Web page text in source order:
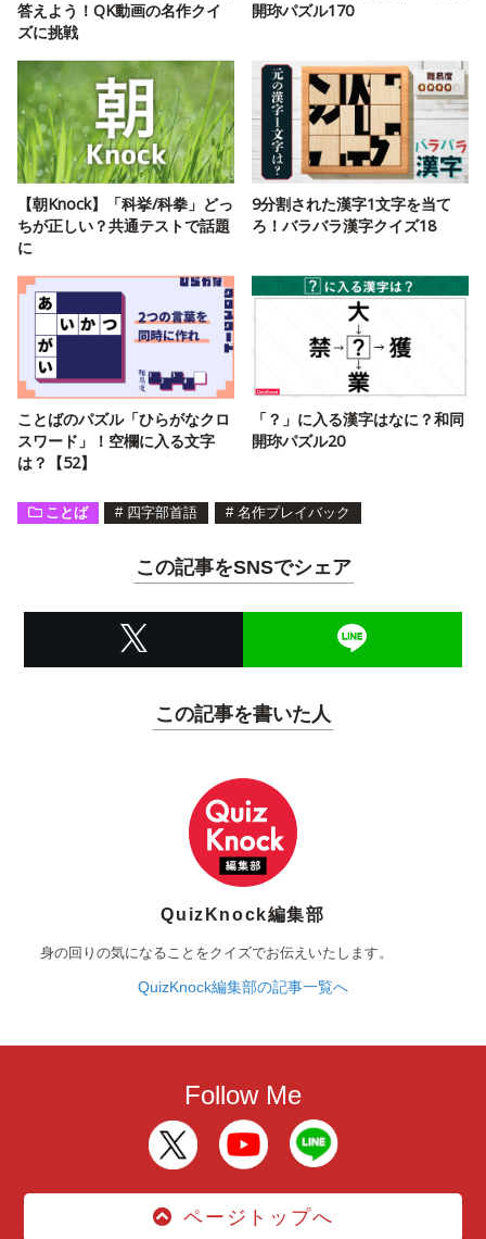
答えよう！QK動画の名作クイ
ズに挑戦
開珎パズル170
【朝Knock】「科挙/科拳」どっ
ちが正しい？共通テストで話題
に
9分割された漢字1文字を当て
ろ！バラバラ漢字クイズ18
ことばのパズル「ひらがなクロ
スワード」！空欄に入る文字
は？【52】
「？」に入る漢字はなに？和同
開珎パズル20
ことば # 四字部首語 # 名作プレイバック
この記事をSNSでシェア
この記事を書いた人
QuizKnock編集部
身の回りの気になることをクイズでお伝えいたします。
QuizKnock編集部の記事一覧へ
Follow Me
ページトップへ